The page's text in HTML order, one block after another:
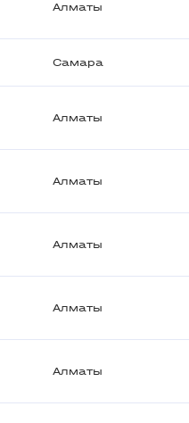
Алматы
Самара
Алматы
Алматы
Алматы
Алматы
Алматы